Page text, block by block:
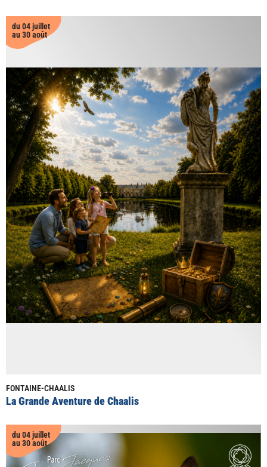
du 04 juillet
au 30 août
FONTAINE-CHAALIS
La Grande Aventure de Chaalis
du 04 juillet
au 30 août